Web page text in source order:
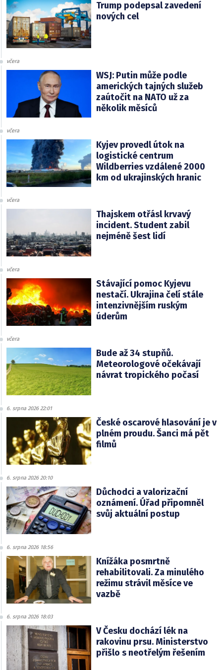
Trump podepsal zavedení
nových cel
včera
WSJ: Putin může podle
amerických tajných služeb
zaútočit na NATO už za
několik měsíců
včera
Kyjev provedl útok na
logistické centrum
Wildberries vzdálené 2000
km od ukrajinských hranic
včera
Thajskem otřásl krvavý
incident. Student zabil
nejméně šest lidí
včera
Stávající pomoc Kyjevu
nestačí. Ukrajina čelí stále
intenzivnějším ruským
úderům
včera
Bude až 34 stupňů.
Meteorologové očekávají
návrat tropického počasí
6. srpna 2026 22:01
České oscarové hlasování je v
plném proudu. Šanci má pět
filmů
6. srpna 2026 20:10
Důchodci a valorizační
oznámení. Úřad připomněl
svůj aktuální postup
6. srpna 2026 18:56
Knížáka posmrtně
rehabilitovali. Za minulého
režimu strávil měsíce ve
vazbě
6. srpna 2026 18:03
V Česku dochází lék na
rakovinu prsu. Ministerstvo
přišlo s neotřelým řešením